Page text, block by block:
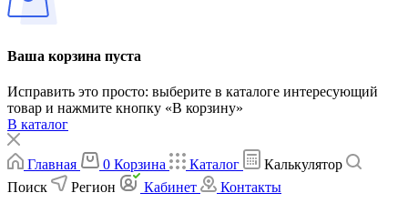
Ваша корзина пуста
Исправить это просто: выберите в каталоге интересующий
товар и нажмите кнопку «В корзину»
В каталог
Главная 0 Корзина Каталог
Калькулятор
Поиск
Регион Кабинет Контакты